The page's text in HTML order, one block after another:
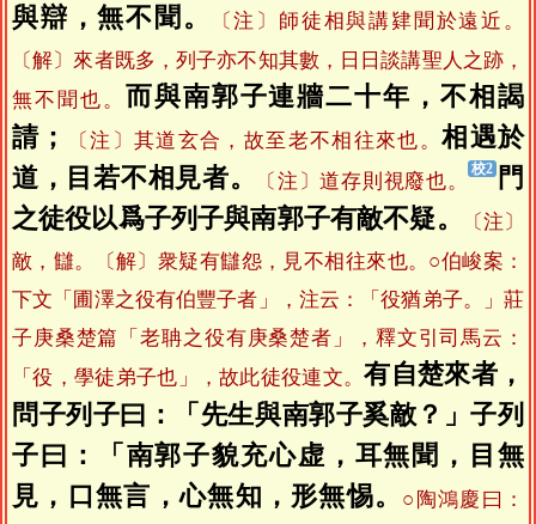
與辯，無不聞。
〔注〕師徒相與講肄聞於遠近。
〔解〕來者既多，列子亦不知其數，日日談講聖人之跡，
無不聞也。 而與南郭子連牆二十年，不相謁
請；
〔注〕其道玄合，故至老不相往來也。相遇於
道，目若不相見者。
〔注〕道存則視廢也。
門
之徒役以爲子列子與南郭子有敵不疑。
〔注〕
敵，讎。〔解〕衆疑有讎怨，見不相往來也。○伯峻案：
下文「圃澤之役有伯豐子者」，注云：「役猶弟子。」莊
子庚桑楚篇「老聃之役有庚桑楚者」，釋文引司馬云：
「役，學徒弟子也」，故此徒役連文。有自楚來者，
問子列子曰：「先生與南郭子奚敵？」子列
子曰：「南郭子貌充心虚，耳無聞，目無
見，口無言，心無知，形無惕。
○陶鴻慶曰：